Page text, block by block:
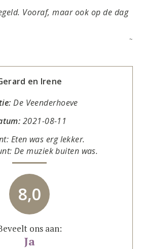
Vooraf, maar ook op de dag
~
en Irene
De Veenderhoeve
2021-08-11
Eten was erg lekker.
De muziek buiten was.
8,0
ons aan:
Ja